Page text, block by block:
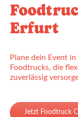
Erfurt
Plane dein Event
Foodtrucks, die
zuverlässig
Jetzt Foodtruck